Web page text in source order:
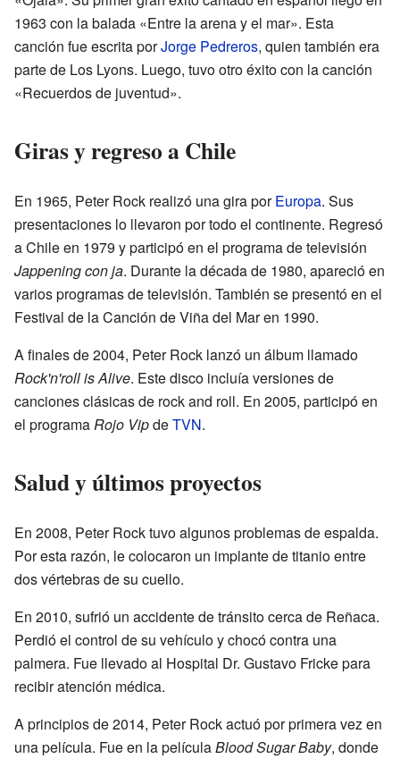
1963 con la balada «Entre la arena y el mar». Esta
canción fue escrita porJorge Pedreros, quien también era
parte de Los Lyons. Luego, tuvo otro éxito con la canción
«Recuerdos de juventud».
Giras y regreso a Chile
En 1965, Peter Rock realizó una gira porEuropa. Sus
presentaciones lo llevaron por todo el continente. Regresó
a Chile en 1979 y participó en el programa de televisión
Jappening con ja. Durante la década de 1980, apareció en
varios programas de televisión. También se presentó en el
Festival de la Canción de Viña del Mar en 1990.
A finales de 2004, Peter Rock lanzó un álbum llamado
Rock'n'roll is Alive. Este disco incluía versiones de
canciones clásicas de rock and roll. En 2005, participó en
el programaRojo VipdeTVN.
Salud y últimos proyectos
En 2008, Peter Rock tuvo algunos problemas de espalda.
Por esta razón, le colocaron un implante de titanio entre
dos vértebras de su cuello.
En 2010, sufrió un accidente de tránsito cerca de Reñaca.
Perdió el control de su vehículo y chocó contra una
palmera. Fue llevado al Hospital Dr. Gustavo Fricke para
recibir atención médica.
A principios de 2014, Peter Rock actuó por primera vez en
una película. Fue en la películaBlood Sugar Baby, donde